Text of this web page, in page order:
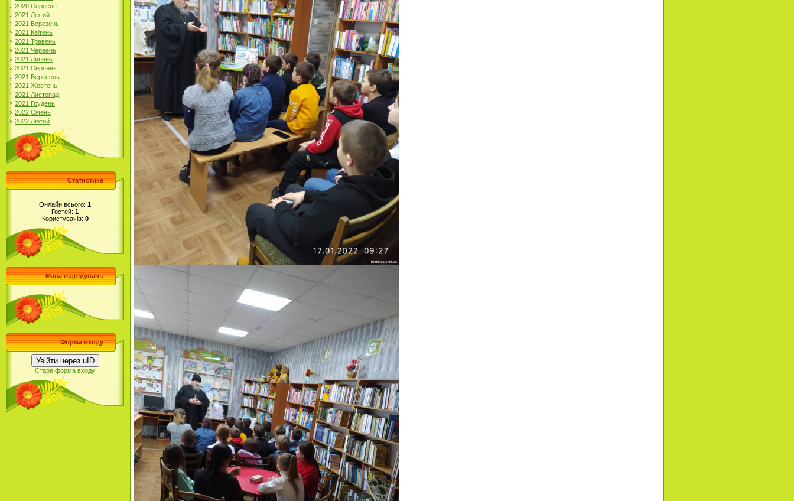
2020 Серпень
2021 Лютий
2021 Березень
2021 Квітень
2021 Травень
2021 Червень
2021 Липень
2021 Серпень
2021 Вересень
2021 Жовтень
2021 Листопад
2021 Грудень
2022 Січень
2022 Лютий
Статистика
Онлайн всього: 1
Гостей: 1
Користувачів: 0
Мапа відвідувань
Форма входу
Увійти через uID
Стара форма входу